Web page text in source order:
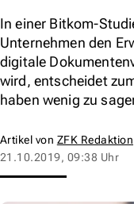
In einer Bitkom-
Unternehmen den
digitale
wird, entscheidet
haben wenig zu
Artikel von ZFK Redaktion
21.10.2019, 09:38 Uhr